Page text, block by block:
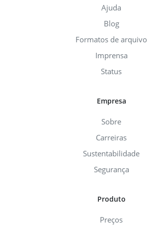
Ajuda
Blog
Formatos de arquivo
Imprensa
Status
Empresa
Sobre
Carreiras
Sustentabilidade
Segurança
Produto
Preços